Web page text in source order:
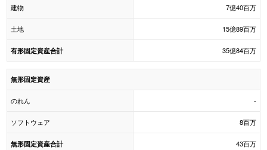
建物 7億40百万
土地 15億89百万
有形固定資産合計 35億84百万
無形固定資産
のれん -
ソフトウェア 8百万
無形固定資産合計 43百万